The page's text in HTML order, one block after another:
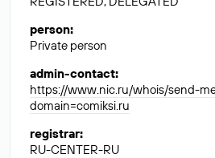
person:
Private person
admin-contact:
https://www.nic.ru/whois/send-
domain=comiksi.ru
registrar:
RU-CENTER-RU